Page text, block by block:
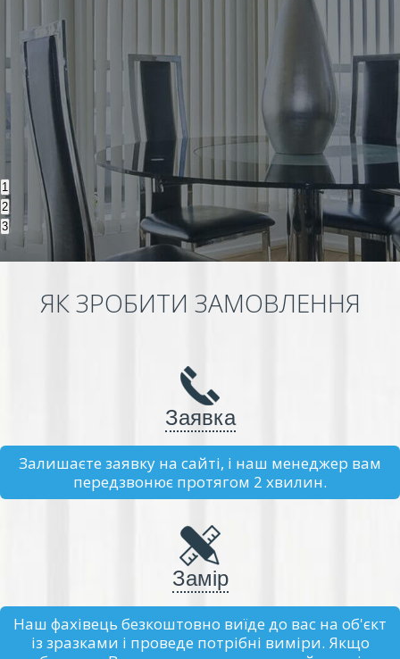
1
2
3
ЯК ЗРОБИТИ ЗАМОВЛЕННЯ
Заявка
Залишаєте заявку на сайті, і наш менеджер вам
передзвонює протягом 2 хвилин.
Замір
Наш фахівець безкоштовно виїде до вас на об'єкт
із зразками і проведе потрібні виміри. Якщо